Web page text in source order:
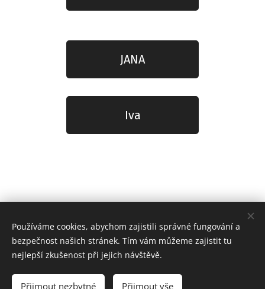
JANA
Iva
Facebook / Instagram/ YouTube
Používáme cookies, abychom zajistili správné fungování a
bezpečnost našich stránek. Tím vám můžeme zajistit tu
nejlepší zkušenost při jejich návštěvě.
Přijmout nezbytné Přijmout vše